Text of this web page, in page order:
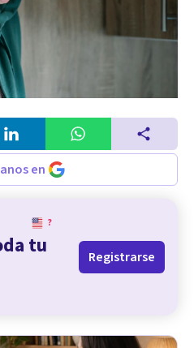
en
?
tu
Registrarse